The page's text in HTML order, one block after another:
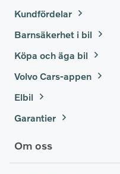
Kundfördelar
Barnsäkerhet i bil
Köpa och äga bil
Volvo Cars-appen
Elbil
Garantier
Om oss